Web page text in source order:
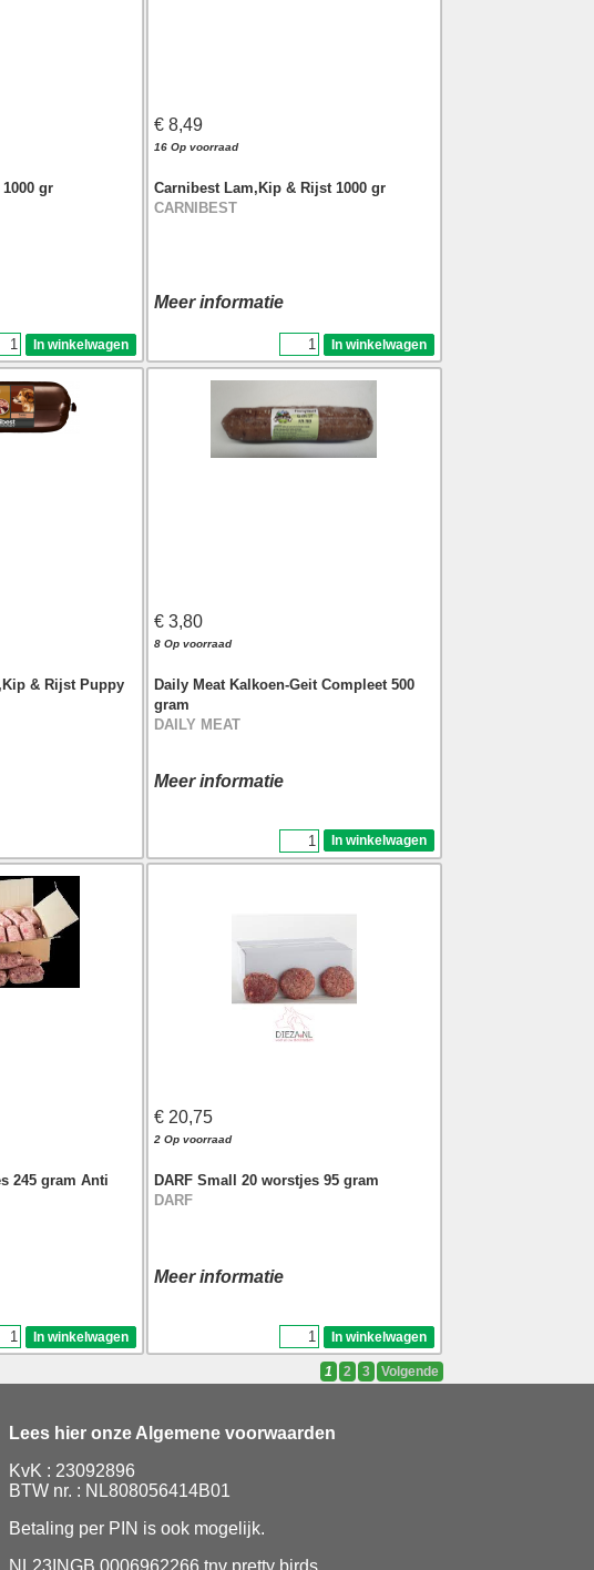
gr
€ 8,49
16 Op voorraad
Carnibest Lam,Kip & Rijst 1000 gr
CARNIBEST
Meer informatie
& Rijst Puppy
€ 3,80
8 Op voorraad
Daily Meat Kalkoen-Geit Compleet 500
gram
DAILY MEAT
Meer informatie
245 gram Anti
€ 20,75
2 Op voorraad
DARF Small 20 worstjes 95 gram
DARF
Meer informatie
1 2 3 Volgende
Lees hier onze Algemene voorwaarden
KvK : 23092896
BTW nr. : NL808056414B01
Betaling per PIN is ook mogelijk.
NL23INGB 0006962266 tnv pretty birds